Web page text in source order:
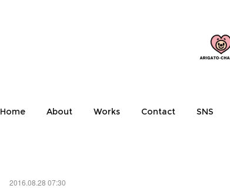
Home About Works Contact SNS
2016.08.28 07:30